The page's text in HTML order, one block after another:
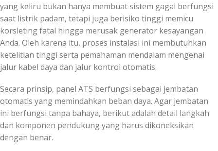
yang keliru bukan hanya membuat sistem gagal berfungsi
saat listrik padam, tetapi juga berisiko tinggi memicu
korsleting fatal hingga merusak generator kesayangan
Anda. Oleh karena itu, proses instalasi ini membutuhkan
ketelitian tinggi serta pemahaman mendalam mengenai
jalur kabel daya dan jalur kontrol otomatis.
Secara prinsip, panel ATS berfungsi sebagai jembatan
otomatis yang memindahkan beban daya. Agar jembatan
ini berfungsi tanpa bahaya, berikut adalah detail langkah
dan komponen pendukung yang harus dikoneksikan
dengan benar.